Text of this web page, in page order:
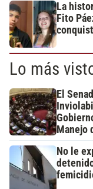
La
Fito
Lo más
El
Manejo
No le